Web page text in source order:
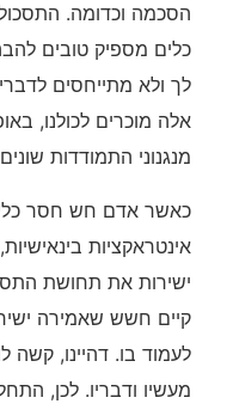
הסכמה וכדומה.
כלים מספיק טובים
לך ולא מתייחסים
אלה מוכרים לכולנו,
מנגנוני התמודדות
כאשר אדם חש חסר
אינטראקציות
ישירות את תחושת
קיים חשש שאמירה
לעמוד בו. דהיינו,
מעשיו ודבריו. לכן,